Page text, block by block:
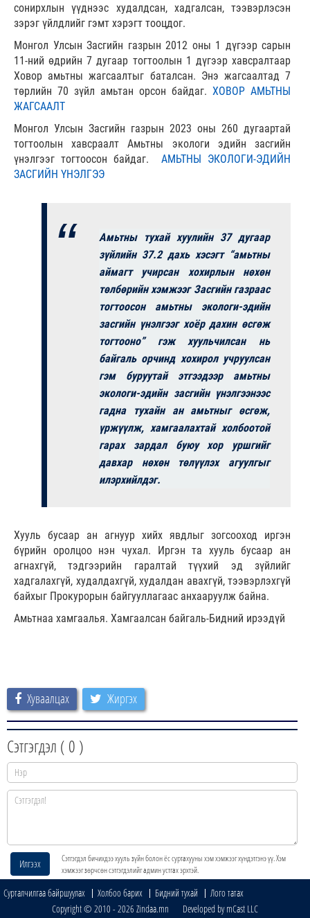
сонирхлын үүднээс худалдсан, хадгалсан, тээвэрлэсэн
зэрэг үйлдлийг гэмт хэрэгт тооцдог.
Монгол Улсын Засгийн газрын 2012 оны 1 дүгээр сарын
11-ний өдрийн 7 дугаар тогтоолын 1 дүгээр хавсралтаар
Ховор амьтны жагсаалтыг баталсан. Энэ жагсаалтад 7
төрлийн 70 зүйл амьтан орсон байдаг. ХОВОР АМЬТНЫ
ЖАГСААЛТ
Монгол Улсын Засгийн газрын 2023 оны 260 дугаартай
тогтоолын хавсраалт Амьтны экологи эдийн засгийн
үнэлгээг тогтоосон байдаг. АМЬТНЫ ЭКОЛОГИ-ЭДИЙН
ЗАСГИЙН ҮНЭЛГЭЭ
Амьтны тухай хуулийн 37 дугаар
зүйлийн 37.2 дахь хэсэгт “амьтны
аймагт учирсан хохирлын нөхөн
төлбөрийн хэмжээг Засгийн газраас
тогтоосон амьтны экологи-эдийн
засгийн үнэлгээг хоёр дахин өсгөж
тогтооно” гэж хуульчилсан нь
байгаль орчинд хохирол учруулсан
гэм буруутай этгээдээр амьтны
экологи-эдийн засгийн үнэлгээнээс
гадна тухайн ан амьтныг өсгөж,
үржүүлж, хамгаалахтай холбоотой
гарах зардал буюу хор уршгийг
давхар нөхөн төлүүлэх агуулгыг
илэрхийлдэг.
Хууль бусаар ан агнуур хийх явдлыг зогсооход иргэн
бүрийн оролцоо нэн чухал. Иргэн та хууль бусаар ан
агнахгүй, тэдгээрийн гаралтай түүхий эд зүйлийг
хадгалахгүй, худалдахгүй, худалдан авахгүй, тээвэрлэхгүй
байхыг Прокурорын байгууллагаас анхааруулж байна.
Амьтнаа хамгаалья. Хамгаалсан байгаль-Бидний ирээдүй
Хуваалцах Жиргэх
Сэтгэгдэл ( 0 )
Илгээх
Сэтгэгдэл бичихдээ хууль зүйн болон ёс суртахууны хэм хэмжээг хүндэтгэнэ үү. Хэм
хэмжээг зөрчсөн сэтгэгдэлийг админ устгах эрхтэй.
Сурталчилгаа байршуулах Холбоо барих Бидний тухай
Лого татах
Copyright © 2010 - 2026 Zindaa.mn Developed by mCast LLC